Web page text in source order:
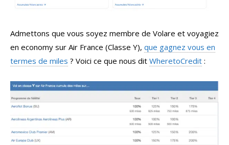
Admettons que vous soyez membre de Volare et voyagiez
en economy sur Air France (Classe Y), que gagnez vous en
termes de miles ? Voici ce que nous dit WheretoCredit :